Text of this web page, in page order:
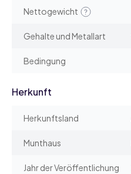
Nettogewicht
Gehalte und Metallart
Bedingung
Herkunft
Herkunftsland
Munthaus
Jahr der Veröffentlichung